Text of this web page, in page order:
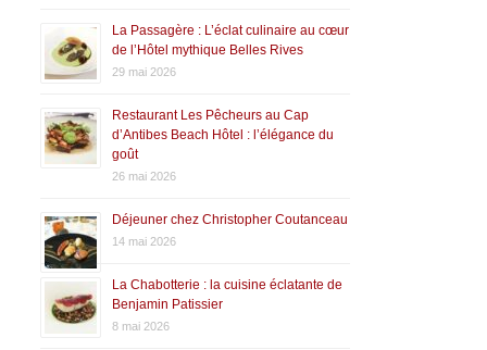
La Passagère : L’éclat culinaire au cœur
de l’Hôtel mythique Belles Rives
29 mai 2026
Restaurant Les Pêcheurs au Cap
d’Antibes Beach Hôtel : l’élégance du
goût
26 mai 2026
Déjeuner chez Christopher Coutanceau
14 mai 2026
La Chabotterie : la cuisine éclatante de
Benjamin Patissier
8 mai 2026